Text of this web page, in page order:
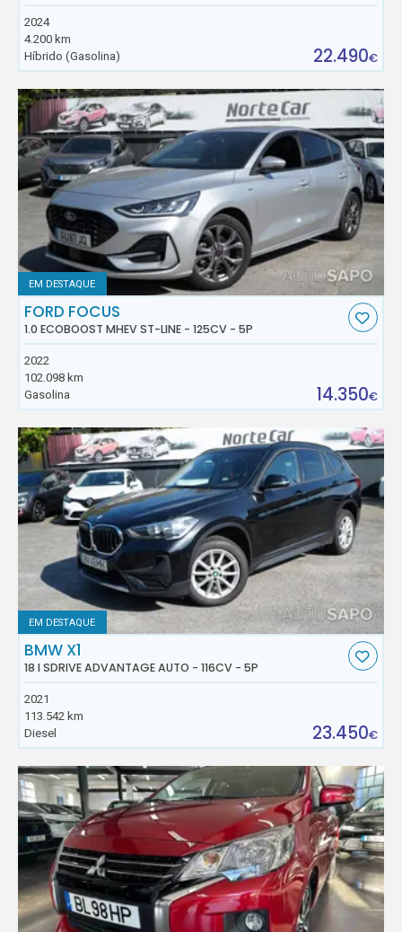
2024
4.200 km
Híbrido (Gasolina)
22.490€
EM DESTAQUE
FORD FOCUS
1.0 ECOBOOST MHEV ST-LINE - 125CV - 5P
2022
102.098 km
Gasolina
14.350€
EM DESTAQUE
BMW X1
18 I SDRIVE ADVANTAGE AUTO - 116CV - 5P
2021
113.542 km
Diesel
23.450€